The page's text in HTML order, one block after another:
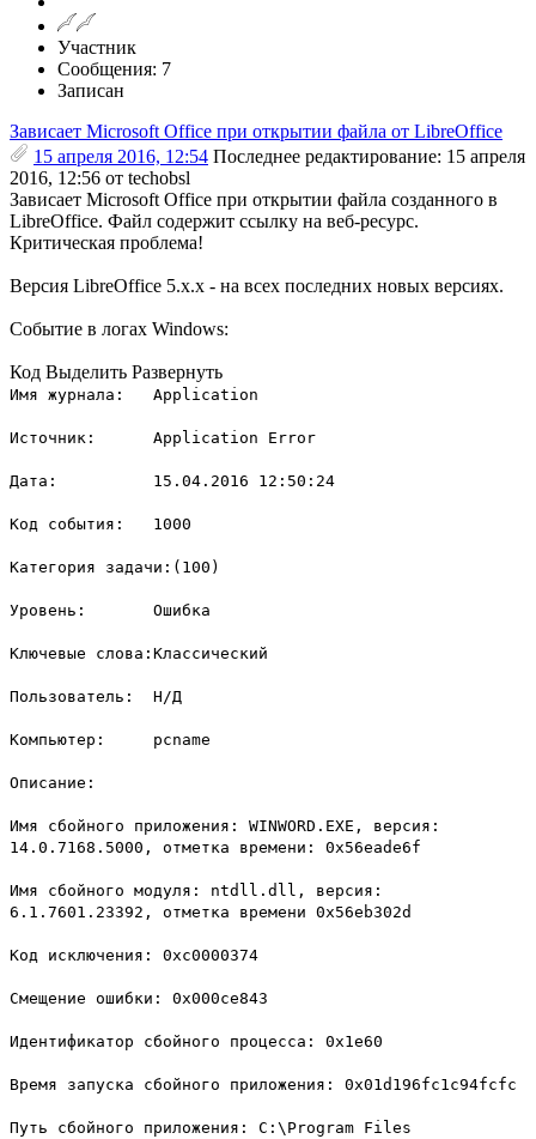
Участник
Сообщения: 7
Записан
Зависает Microsoft Office при открытии файла от LibreOffice
15 апреля 2016, 12:54 Последнее редактирование: 15 апреля
2016, 12:56 от techobsl
Зависает Microsoft Office при открытии файла созданного в
LibreOffice. Файл содержит ссылку на веб-ресурс.
Критическая проблема!
Версия LibreOffice 5.x.x - на всех последних новых версиях.
Событие в логах Windows:
Код Выделить Развернуть
Имя журнала: Application
Источник: Application Error
Дата: 15.04.2016 12:50:24
Код события: 1000
Категория задачи:(100)
Уровень: Ошибка
Ключевые слова:Классический
Пользователь: Н/Д
Компьютер: pcname
Описание:
Имя сбойного приложения: WINWORD.EXE, версия:
14.0.7168.5000, отметка времени: 0x56eade6f
Имя сбойного модуля: ntdll.dll, версия:
6.1.7601.23392, отметка времени 0x56eb302d
Код исключения: 0xc0000374
Смещение ошибки: 0x000ce843
Идентификатор сбойного процесса: 0x1e60
Время запуска сбойного приложения: 0x01d196fc1c94fcfc
Путь сбойного приложения: C:\Program Files